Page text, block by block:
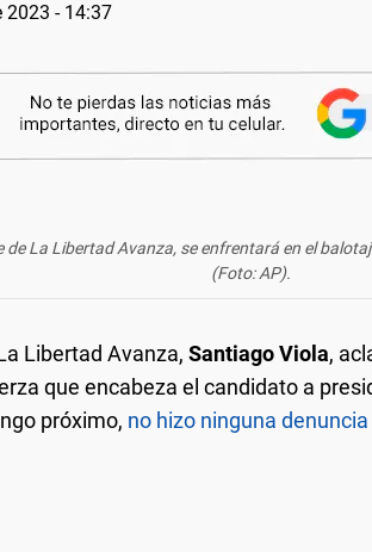
2023 - 14:37
de La Libertad Avanza, se enfrentará en el
(Foto: AP).
Libertad Avanza, Santiago Viola,
que encabeza el candidato a
próximo, no hizo ninguna